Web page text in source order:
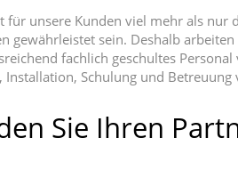
unsere Kunden viel mehr als
gewährleistet sein. Deshalb
fachlich geschultes
Installation, Schulung und Betreuung
Sie Ihren